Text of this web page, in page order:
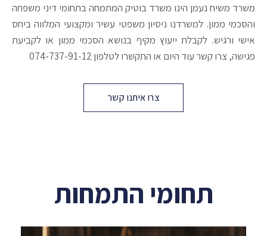
משרד משיח נעמן הינו משרד בוטיק המתמחה בתחומי דיני משפחה
והסכמי ממון. למשרדנו ניסיון משפטי עשיר ומקצועי המלווה ביחס
אישי ורגיש. לקבלת ייעוץ מקיף בנושא הסכמי ממון או לקביעת
פגישה, צרו קשר עוד היום או התקשרו לטלפון 074-737-91-12​
צרו איתנו קשר
תחומי התמחות